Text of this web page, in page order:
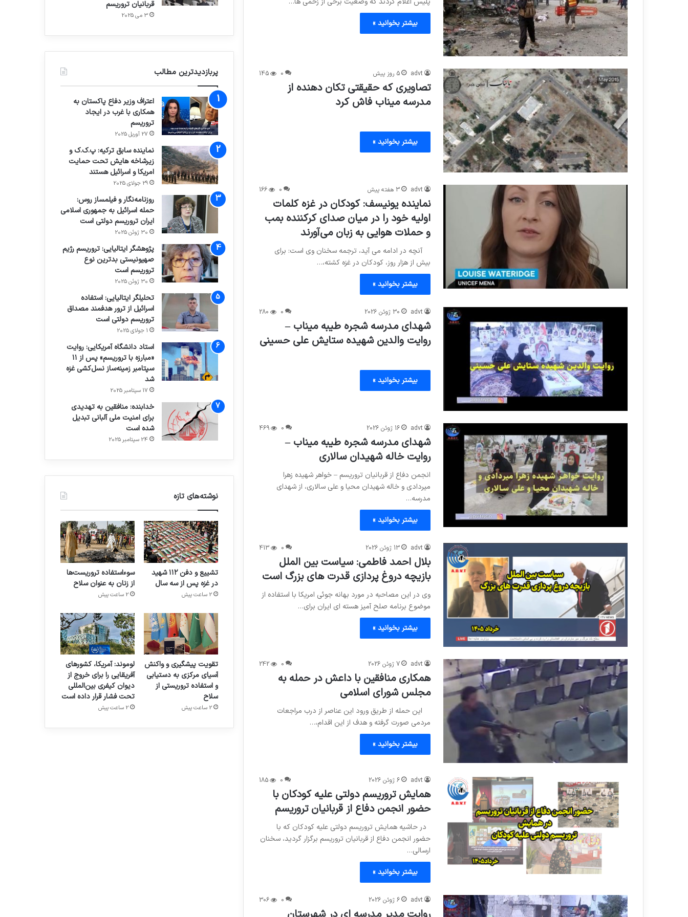
بیشتر بخوانید »
advt 5 روز پیش 0
145
تصاویری که حقیقتی تکان دهنده از
مدرسه میناب فاش کرد
بیشتر بخوانید »
advt 3 هفته پیش 0
166
نماینده یونیسف: کودکان در غزه کلمات
اولیه خود را در میان صدای کرکننده بمب
و حملات هوایی به زبان می‌آورند
آنچه در ادامه می آید، ترجمه سخنان وی است: برای
بیش از هزار روز، کودکان در غزه کشته،…
بیشتر بخوانید »
advt 30 ژوئن 2026 0
280
شهدای مدرسه شجره طیبه میناب –
روایت والدین شهیده ستایش علی حسینی
بیشتر بخوانید »
advt 16 ژوئن 2026 0
469
شهدای مدرسه شجره طیبه میناب –
روایت خاله شهیدان سالاری
انجمن دفاع از قربانیان تروریسم – خواهر شهیده زهرا
میردادی و خاله شهیدان محیا و علی سالاری، از شهدای
مدرسه…
بیشتر بخوانید »
advt 13 ژوئن 2026 0
413
بلال احمد فاطمی: سیاست بین الملل
بازیچه دروغ پردازی قدرت های بزرگ است
وی در این مصاحبه در مورد بهانه جوئی امریکا با استفاده از
موضوع برنامه صلح آمیز هسته ای ایران برای…
بیشتر بخوانید »
advt 7 ژوئن 2026 0
242
همکاری منافقین با داعش در حمله به
مجلس شورای اسلامی
این حمله از طریق ورود این عناصر از درب مراجعات
مردمی صورت گرفته و هدف از این اقدام،…
بیشتر بخوانید »
advt 6 ژوئن 2026 0
185
همایش تروریسم دولتی علیه کودکان با
حضور انجمن دفاع از قربانیان تروریسم
در حاشیه همایش تروریسم دولتی علیه کودکان که با
حضور انجمن دفاع از قربانیان تروریسم برگزار گردید، سخنان
ارسالی…
بیشتر بخوانید »
advt 6 ژوئن 2026 0
306
قربانیان تروریسم
3 می 2025
پربازدیدترین مطالب
اعتراف وزیر دفاع پاکستان به
همکاری با غرب در ایجاد
تروریسم
27 آوریل 2025
نماینده سابق ترکیه: پ.ک.ک و
زیرشاخه هایش تحت حمایت
امریکا و اسرائیل هستند
29 جولای 2025
روزنامه‌نگار و فیلمساز روس:
حمله اسرائیل به جمهوری اسلامی
ایران تروریسم دولتی است
30 ژوئن 2025
پژوهشگر ایتالیایی: تروریسم رژیم
صهیونیستی بدترین نوع
تروریسم است
30 ژوئن 2025
تحلیلگر ایتالیایی: استفاده
اسرائیل از ترور هدفمند مصداق
تروریسم دولتی است
1 جولای 2025
استاد دانشگاه آمریکایی: روایت
«مبارزه با تروریسم» پس از ۱۱
سپتامبر زمینه‌ساز نسل‌کشی غزه
شد
17 سپتامبر 2025
خدابنده: منافقین به تهدیدی
برای امنیت ملی آلبانی تبدیل
شده است
24 سپتامبر 2025
نوشته‌های تازه
تشییع و دفن ۱۱۲ شهید
در غزه پس از سه سال
2 ساعت پیش
سوءاستفاده تروریست‌ها
از زنان به عنوان سلاح
2 ساعت پیش
تقویت پیشگیری و واکنش
آسیای مرکزی به دستیابی
و استفاده تروریستی از
سلاح
2 ساعت پیش
لوموند: آمریکا، کشورهای
آفریقایی را برای خروج از
دیوان کیفری بین‌المللی
تحت فشار قرار داده است
2 ساعت پیش